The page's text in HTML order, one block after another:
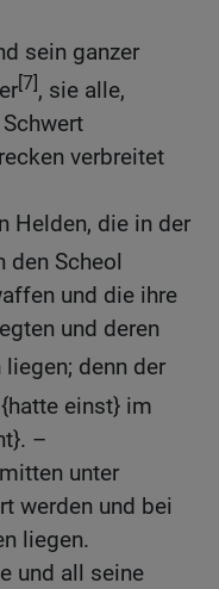
sein ganzer
[7], sie alle,
verbreitet
Helden, die in der
den Scheol
und die ihre
und deren
denn der
{hatte einst} im
–
unter
werden und bei
liegen.
und all seine